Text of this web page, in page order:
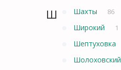
Ш Шахты 86
Широкий 1
Шептуховка
Шолоховский